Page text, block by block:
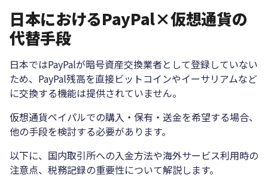
日本におけるPayPal×仮想通貨の
代替手段
日本ではPayPalが暗号資産交換業者として登録していない
ため、PayPal残高を直接ビットコインやイーサリアムなど
に交換する機能は提供されていません。
仮想通貨ペイパルでの購入・保有・送金を希望する場合、
他の手段を検討する必要があります。
以下に、国内取引所への入金方法や海外サービス利用時の
注意点、税務記録の重要性について解説します。